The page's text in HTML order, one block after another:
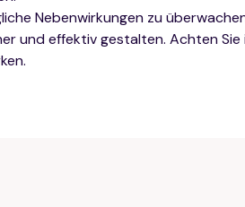
Nebenwirkungen zu
und effektiv gestalten. Achten Sie